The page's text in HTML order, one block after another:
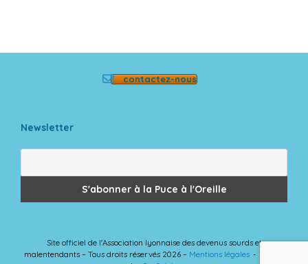
contactez-nous
Newsletter
Site officiel de l'Association lyonnaise des devenus sourds et
malentendants – Tous droits réservés 2026 – Mentions légales
Theme